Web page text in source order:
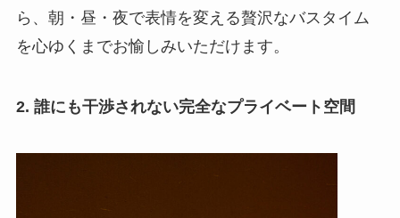
ら、朝・昼・夜で表情を変える贅沢なバスタイム
を心ゆくまでお愉しみいただけます。
2. 誰にも干渉されない完全なプライベート空間